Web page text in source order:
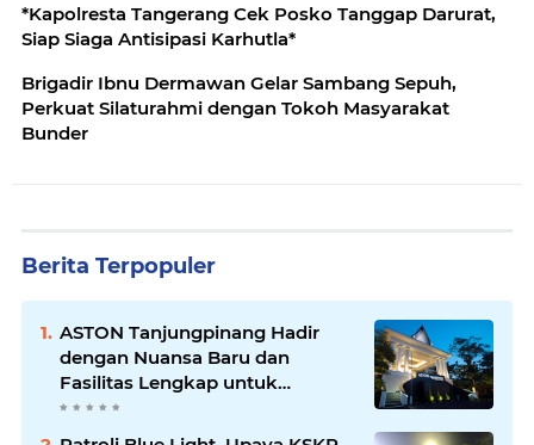
*Kapolresta Tangerang Cek Posko Tanggap Darurat,
Siap Siaga Antisipasi Karhutla*
Brigadir Ibnu Dermawan Gelar Sambang Sepuh,
Perkuat Silaturahmi dengan Tokoh Masyarakat
Bunder
Berita Terpopuler
ASTON Tanjungpinang Hadir
dengan Nuansa Baru dan
Fasilitas Lengkap untuk
Kenyamanan Tamu